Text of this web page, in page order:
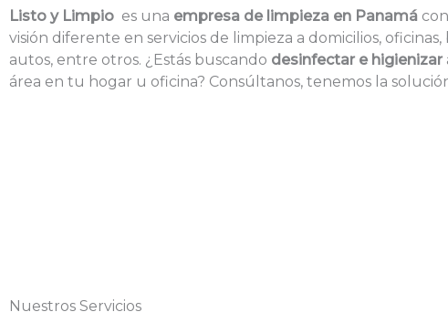
Listo y Limpio es una empresa de limpieza en Panamá
visión diferente en servicios de limpieza a domicilios, oficinas,
autos, entre otros. ¿Estás buscando desinfectar e higienizar
área en tu hogar u oficina? Consúltanos, tenemos la
Nuestros Servicios